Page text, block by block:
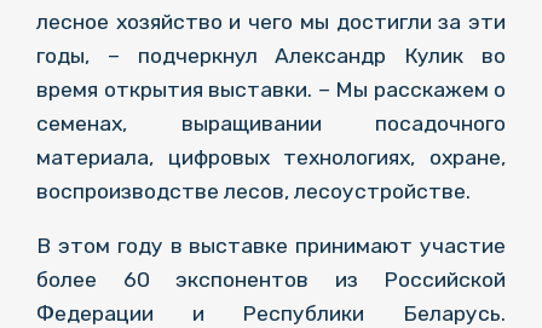
лесное хозяйство и чего мы достигли за эти
годы, – подчеркнул Александр Кулик во
время открытия выставки. – Мы расскажем о
семенах, выращивании посадочного
материала, цифровых технологиях, охране,
воспроизводстве лесов, лесоустройстве.
В этом году в выставке принимают участие
более 60 экспонентов из Российской
Федерации и Республики Беларусь.